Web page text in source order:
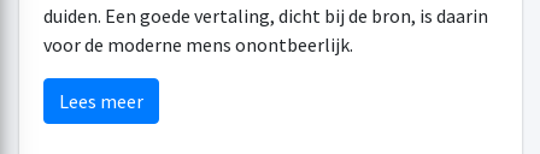
duiden. Een goede vertaling, dicht bij de bron, is daarin
voor de moderne mens onontbeerlijk.
Lees meer